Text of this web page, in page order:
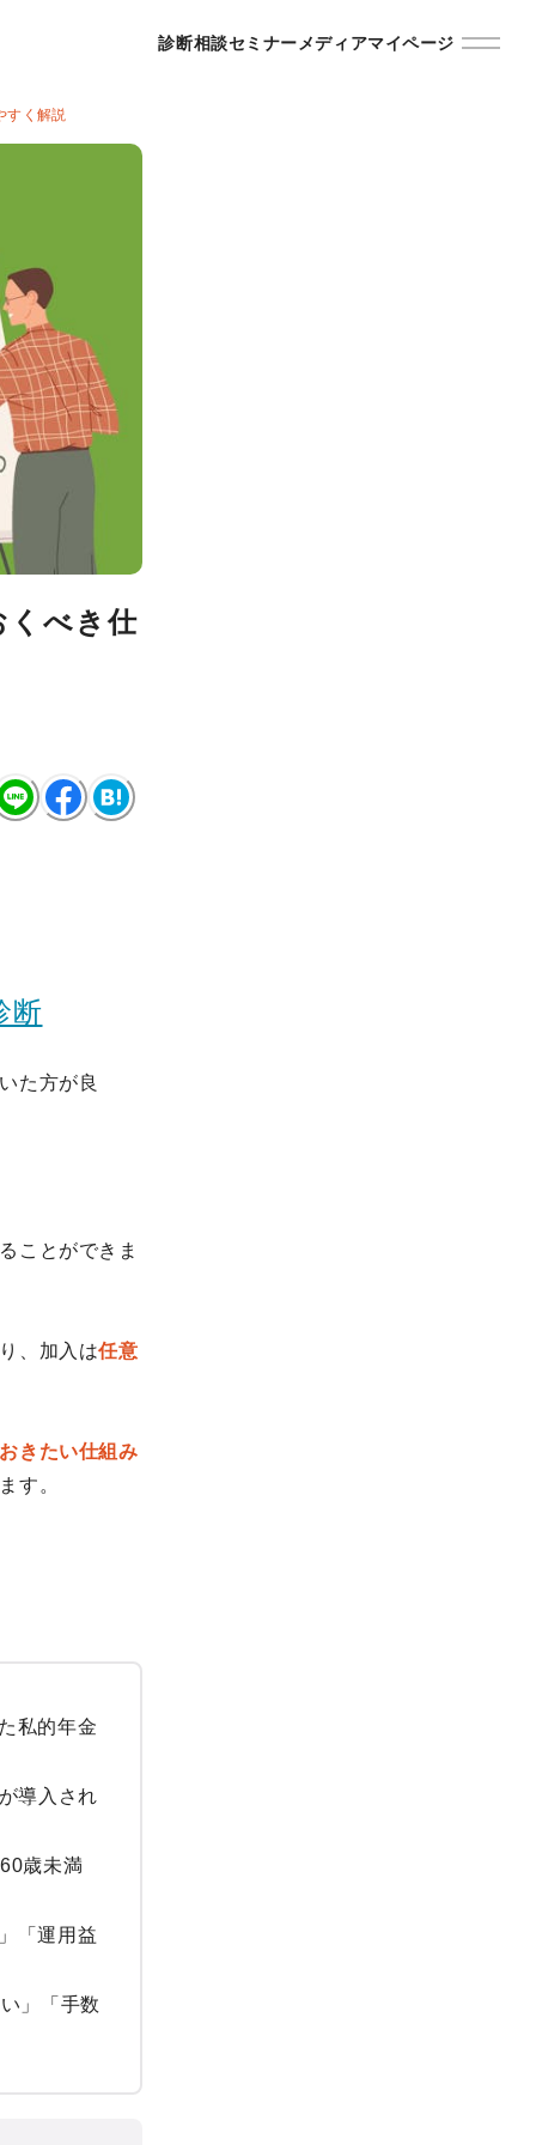
診断相談セミナーメディアマイページ
すく解説
くべき仕
断
た方が良
ことができま
、加入は任意
きたい仕組み
す。
私的年金
導入され
歳未満
「運用益
」「手数